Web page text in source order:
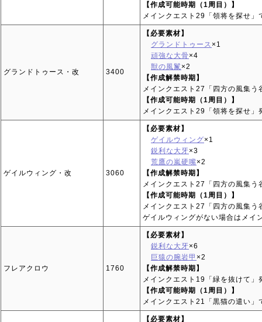
【作成可能時期（1周目）】
メインクエスト29「領将を探せ
グランドトゥース・改 3400
【必要素材】
グランドトゥース ×1
頑強な大骨×4
獣の風鬣×2
【作成解禁時期】
メインクエスト27「四方の風集う
【作成可能時期（1周目）】
メインクエスト29「領将を探せ」
ゲイルウィング・改 3060
【必要素材】
ゲイルウィング×1
鋭利な大牙×3
荒鷹の嵐硬嘴×2
【作成解禁時期】
メインクエスト27「四方の風集う
【作成可能時期（1周目）】
メインクエスト27「四方の風集
ゲイルウィングがない場合はメイ
フレアクロウ 1760
【必要素材】
鋭利な大牙×6
巨猿の腕岩甲 ×2
【作成解禁時期】
メインクエスト19「緑を抜けて」
【作成可能時期（1周目）】
メインクエスト21「黒猫の遣い」
【必要素材】